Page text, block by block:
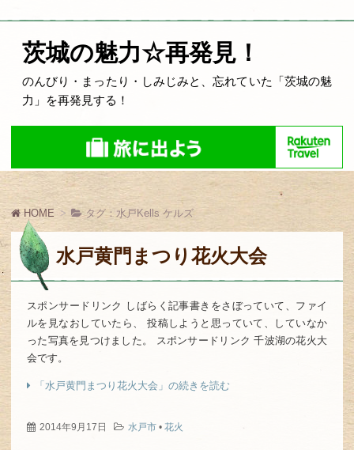
茨城の魅力☆再発見！
のんびり・まったり・しみじみと、忘れていた「茨城の魅
力」を再発見する！
HOME タグ：水戸Kells ケルズ
水戸黄門まつり花火大会
スポンサードリンク しばらく記事書きをさぼっていて、ファイ
ルを見なおしていたら、 投稿しようと思っていて、していなか
った写真を見つけました。 スポンサードリンク 千波湖の花火大
会です。
「水戸黄門まつり花火大会」の続きを読む
2014年9月17日 水戸市 • 花火